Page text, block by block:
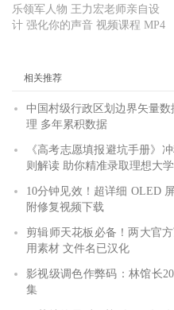
乐领军人物 王力宏老师亲自设
计 强化你的声音 视频课程 MP4
相关推荐
中国村级行政区划边界矢量
理 多年累积数据
《高考志愿填报避坑手册》
则解读 助你精准录取理想大学
10分钟见效！超详细 OLED
附修复视频下载
剪辑师天花板必备！两大官
用素材 文件名已汉化
影视级调色作弊码：林馆长
集